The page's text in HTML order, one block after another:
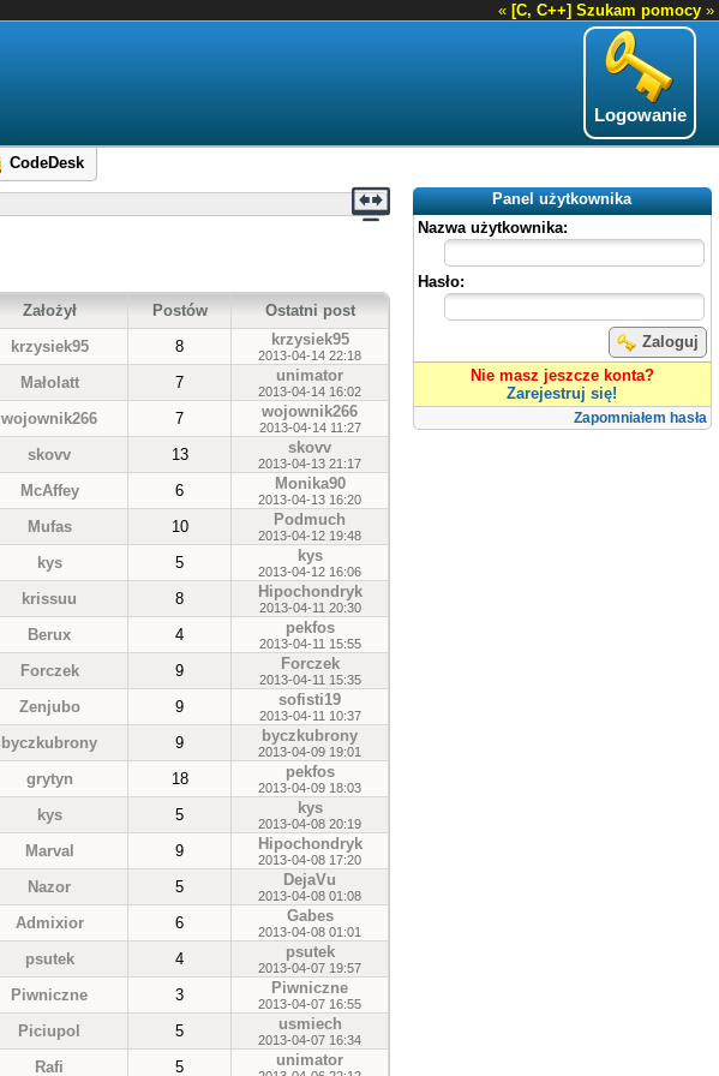
« [C, C++] Szukam pomocy »
Logowanie
CodeDesk
Panel użytkownika
Nazwa użytkownika:
Hasło:
Zaloguj
Nie masz jeszcze konta?
Zarejestruj się!
Zapomniałem hasła
Założył Postów
Ostatni post
krzysiek95 8 krzysiek95
2013-04-14 22:18
Małolatt 7 unimator
2013-04-14 16:02
wojownik266 7 wojownik266
2013-04-14 11:27
skovv 13 skovv
2013-04-13 21:17
McAffey 6 Monika90
2013-04-13 16:20
Mufas 10 Podmuch
2013-04-12 19:48
kys 5 kys
2013-04-12 16:06
krissuu 8 Hipochondryk
2013-04-11 20:30
Berux 4 pekfos
2013-04-11 15:55
Forczek 9 Forczek
2013-04-11 15:35
Zenjubo 9 sofisti19
2013-04-11 10:37
byczkubrony 9 byczkubrony
2013-04-09 19:01
grytyn 18 pekfos
2013-04-09 18:03
kys 5 kys
2013-04-08 20:19
Marval 9 Hipochondryk
2013-04-08 17:20
Nazor 5 DejaVu
2013-04-08 01:08
Admixior 6 Gabes
2013-04-08 01:01
psutek 4 psutek
2013-04-07 19:57
Piwniczne 3 Piwniczne
2013-04-07 16:55
Piciupol 5 usmiech
2013-04-07 16:34
Rafi 5 unimator